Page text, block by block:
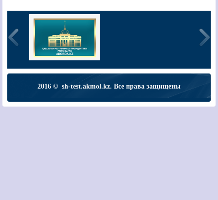
2016 © sh-test.akmol.kz. Все права защищены